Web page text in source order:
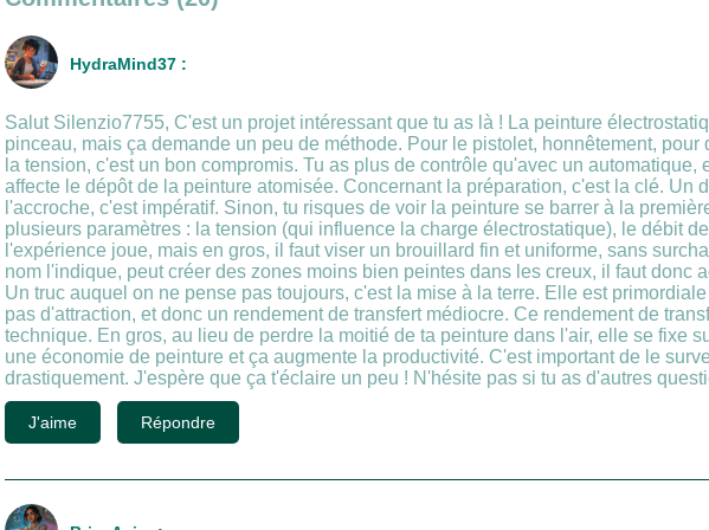
HydraMind37 :
Salut Silenzio7755, C'est un projet intéressant que tu as là ! La peinture
pinceau, mais ça demande un peu de méthode. Pour le pistolet, honnêtement,
la tension, c'est un bon compromis. Tu as plus de contrôle qu'avec un
affecte le dépôt de la peinture atomisée. Concernant la préparation, c'est la clé. Un
l'accroche, c'est impératif. Sinon, tu risques de voir la peinture se barrer à la
plusieurs paramètres : la tension (qui influence la charge électrostatique), le débit
l'expérience joue, mais en gros, il faut viser un brouillard fin et uniforme, sans
nom l'indique, peut créer des zones moins bien peintes dans les creux, il faut donc
Un truc auquel on ne pense pas toujours, c'est la mise à la terre. Elle est
pas d'attraction, et donc un rendement de transfert médiocre. Ce rendement de
technique. En gros, au lieu de perdre la moitié de ta peinture dans l'air, elle se fixe
une économie de peinture et ça augmente la productivité. C'est important de le
drastiquement. J'espère que ça t'éclaire un peu ! N'hésite pas si tu as d'autres
J'aime Répondre